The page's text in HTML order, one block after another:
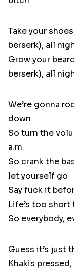
Take your
berserk), all
Grow your
berserk), all
We’re gonna
down
So turn the
a.m.
So crank the
let yourself go
Say fuck it
Life’s too
So everybody,
Guess it’s just
Khakis